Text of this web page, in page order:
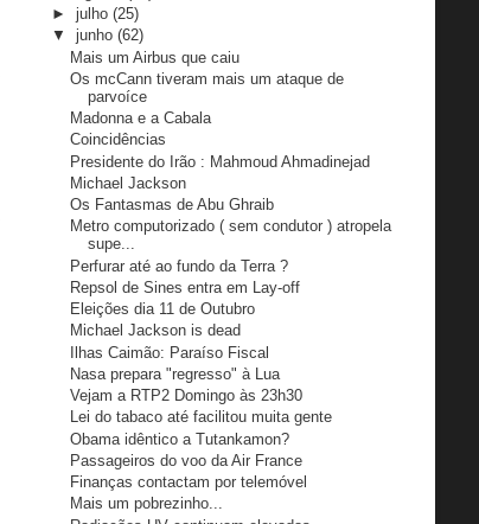
► julho (25)
▼ junho (62)
Mais um Airbus que caiu
Os mcCann tiveram mais um ataque de
parvoíce
Madonna e a Cabala
Coincidências
Presidente do Irão : Mahmoud Ahmadinejad
Michael Jackson
Os Fantasmas de Abu Ghraib
Metro computorizado ( sem condutor ) atropela
supe...
Perfurar até ao fundo da Terra ?
Repsol de Sines entra em Lay-off
Eleições dia 11 de Outubro
Michael Jackson is dead
Ilhas Caimão: Paraíso Fiscal
Nasa prepara "regresso" à Lua
Vejam a RTP2 Domingo às 23h30
Lei do tabaco até facilitou muita gente
Obama idêntico a Tutankamon?
Passageiros do voo da Air France
Finanças contactam por telemóvel
Mais um pobrezinho...